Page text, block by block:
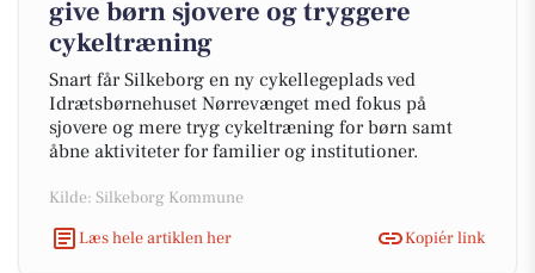
give børn sjovere og tryggere
cykeltræning
Snart får Silkeborg en ny cykellegeplads ved
Idrætsbørnehuset Nørrevænget med fokus på
sjovere og mere tryg cykeltræning for børn samt
åbne aktiviteter for familier og institutioner.
Kilde: Silkeborg Kommune
Læs hele artiklen her
Kopiér link